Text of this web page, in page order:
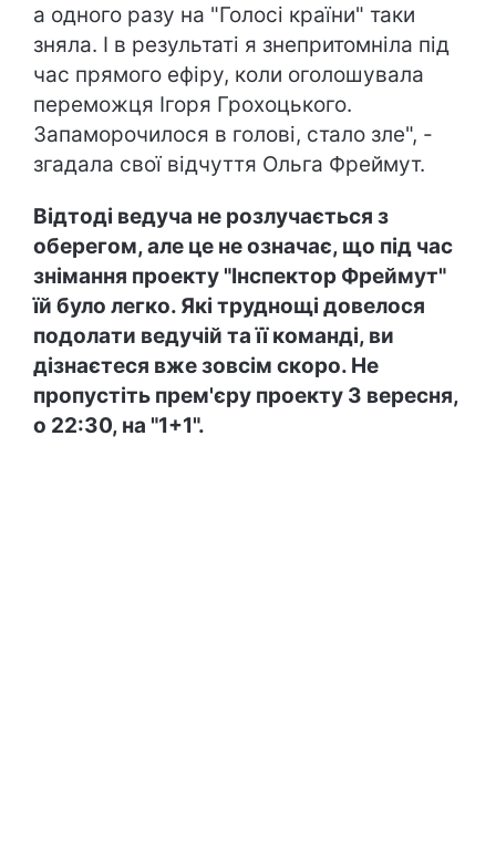
а одного разу на "Голосі країни" таки
зняла. І в результаті я знепритомніла під
час прямого ефіру, коли оголошувала
переможця Ігоря Грохоцького.
Запаморочилося в голові, стало зле", -
згадала свої відчуття Ольга Фреймут.
Відтоді ведуча не розлучається з
оберегом, але це не означає, що під час
знімання проекту "Інспектор Фреймут"
їй було легко. Які труднощі довелося
подолати ведучій та її команді, ви
дізнаєтеся вже зовсім скоро. Не
пропустіть прем'єру проекту 3 вересня,
о 22:30, на "1+1".